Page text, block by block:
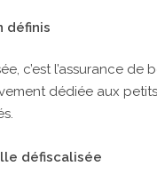
définis
c’est l’assurance
dédiée aux
défiscalisée